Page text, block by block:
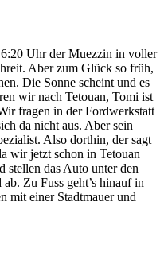
Uhr der Muezzin in voller
Aber zum Glück so früh,
Die Sonne scheint und es
wir nach Tetouan, Tomi ist
fragen in der Fordwerkstatt
da nicht aus. Aber sein
Also dorthin, der sagt
wir jetzt schon in Tetouan
stellen das Auto unter den
Zu Fuss geht’s hinauf in
mit einer Stadtmauer und